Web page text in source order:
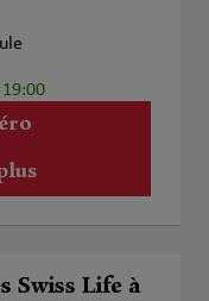
Swiss Life à